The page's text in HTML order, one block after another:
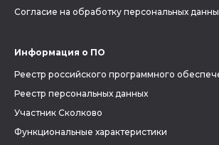
Согласие на обработку персональных
Информация о ПО
Реестр российского программного
Реестр персональных данных
Участник Сколково
Функциональные характеристики